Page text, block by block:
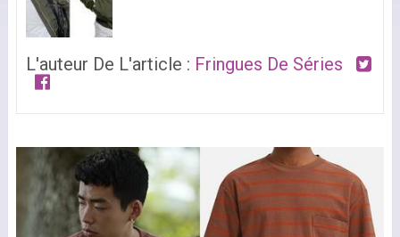
L'auteur De L'article : Fringues De Séries